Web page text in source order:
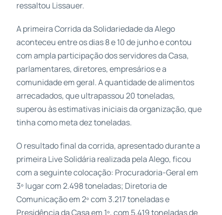
ressaltou Lissauer.
A primeira Corrida da Solidariedade da Alego
aconteceu entre os dias 8 e 10 de junho e contou
com ampla participação dos servidores da Casa,
parlamentares, diretores, empresários e a
comunidade em geral. A quantidade de alimentos
arrecadados, que ultrapassou 20 toneladas,
superou às estimativas iniciais da organização, que
tinha como meta dez toneladas.
O resultado final da corrida, apresentado durante a
primeira Live Solidária realizada pela Alego, ficou
com a seguinte colocação: Procuradoria-Geral em
3º lugar com 2.498 toneladas; Diretoria de
Comunicação em 2º com 3.217 toneladas e
Presidência da Casa em 1º, com 5.419 toneladas de